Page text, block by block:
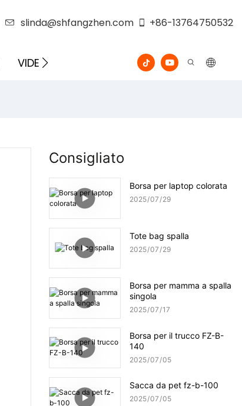
slinda@shfangzhen.com +86-13764750532
VIDEO
Consigliato
Borsa per laptop colorata
2025 07 29
Tote bag spalla
2025 07 29
Borsa per mamma a spalla
singola
2025 07 17
Borsa per il trucco FZ-B-
140
2025 07 05
Sacca da pet fz-b-100
2025 07 05